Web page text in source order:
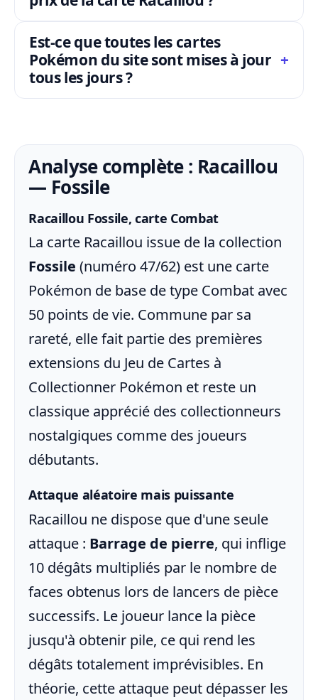
Est-ce que toutes les cartes
Pokémon du site sont mises à jour
tous les jours ?
Analyse complète : Racaillou
— Fossile
Racaillou Fossile, carte Combat
La carte Racaillou issue de la collection
Fossile (numéro 47/62) est une carte
Pokémon de base de type Combat avec
50 points de vie. Commune par sa
rareté, elle fait partie des premières
extensions du Jeu de Cartes à
Collectionner Pokémon et reste un
classique apprécié des collectionneurs
nostalgiques comme des joueurs
débutants.
Attaque aléatoire mais puissante
Racaillou ne dispose que d'une seule
attaque : Barrage de pierre, qui inflige
10 dégâts multipliés par le nombre de
faces obtenus lors de lancers de pièce
successifs. Le joueur lance la pièce
jusqu'à obtenir pile, ce qui rend les
dégâts totalement imprévisibles. En
théorie, cette attaque peut dépasser les